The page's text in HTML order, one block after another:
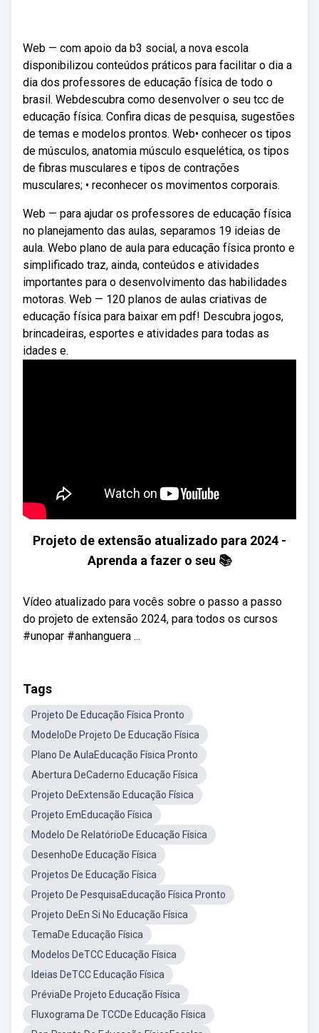
Web — com apoio da b3 social, a nova escola
disponibilizou conteúdos práticos para facilitar o dia a
dia dos professores de educação física de todo o
brasil. Webdescubra como desenvolver o seu tcc de
educação física. Confira dicas de pesquisa, sugestões
de temas e modelos prontos. Web• conhecer os tipos
de músculos, anatomia músculo esquelética, os tipos
de fibras musculares e tipos de contrações
musculares; • reconhecer os movimentos corporais.
Web — para ajudar os professores de educação física
no planejamento das aulas, separamos 19 ideias de
aula. Webo plano de aula para educação física pronto e
simplificado traz, ainda, conteúdos e atividades
importantes para o desenvolvimento das habilidades
motoras. Web — 120 planos de aulas criativas de
educação física para baixar em pdf! Descubra jogos,
brincadeiras, esportes e atividades para todas as
idades e.
Projeto de extensão atualizado para 2024 -
Aprenda a fazer o seu 📚
Vídeo atualizado para vocês sobre o passo a passo
do projeto de extensão 2024, para todos os cursos
#unopar #anhanguera ...
Tags
Projeto De Educação Física Pronto
ModeloDe Projeto De Educação Física
Plano De AulaEducação Física Pronto
Abertura DeCaderno Educação Física
Projeto DeExtensão Educação Física
Projeto EmEducação Física
Modelo De RelatórioDe Educação Física
DesenhoDe Educação Física
Projetos De Educação Física
Projeto De PesquisaEducação Física Pronto
Projeto DeEn Si No Educação Física
TemaDe Educação Física
Modelos DeTCC Educação Física
Ideias DeTCC Educação Física
PréviaDe Projeto Educação Física
Fluxograma De TCCDe Educação Física